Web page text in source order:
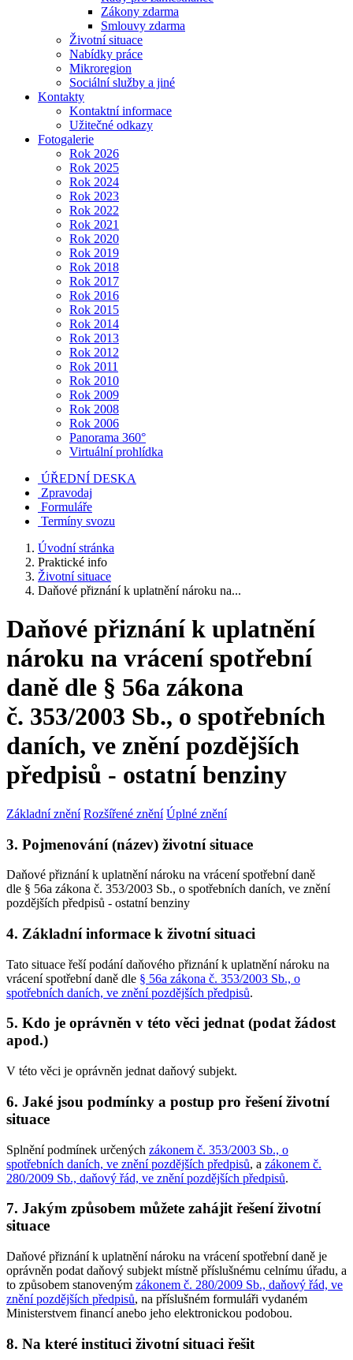
Zákony zdarma
Smlouvy zdarma
Životní situace
Nabídky práce
Mikroregion
Sociální služby a jiné
Kontakty
Kontaktní informace
Užitečné odkazy
Fotogalerie
Rok 2026
Rok 2025
Rok 2024
Rok 2023
Rok 2022
Rok 2021
Rok 2020
Rok 2019
Rok 2018
Rok 2017
Rok 2016
Rok 2015
Rok 2014
Rok 2013
Rok 2012
Rok 2011
Rok 2010
Rok 2009
Rok 2008
Rok 2006
Panorama 360°
Virtuální prohlídka
ÚŘEDNÍ DESKA
Zpravodaj
Formuláře
Termíny svozu
Úvodní stránka
Praktické info
Životní situace
Daňové přiznání k uplatnění nároku na...
Daňové přiznání k uplatnění
nároku na vrácení spotřební
daně dle § 56a zákona
č. 353/2003 Sb., o spotřebních
daních, ve znění pozdějších
předpisů - ostatní benziny
Základní znění Rozšířené znění Úplné znění
3. Pojmenování (název) životní situace
Daňové přiznání k uplatnění nároku na vrácení spotřební daně
dle § 56a zákona č. 353/2003 Sb., o spotřebních daních, ve znění
pozdějších předpisů - ostatní benziny
4. Základní informace k životní situaci
Tato situace řeší podání daňového přiznání k uplatnění nároku na
vrácení spotřební daně dle § 56a zákona č. 353/2003 Sb., o
spotřebních daních, ve znění pozdějších předpisů.
5. Kdo je oprávněn v této věci jednat (podat žádost
apod.)
V této věci je oprávněn jednat daňový subjekt.
6. Jaké jsou podmínky a postup pro řešení životní
situace
Splnění podmínek určených zákonem č. 353/2003 Sb., o
spotřebních daních, ve znění pozdějších předpisů, a zákonem č.
280/2009 Sb., daňový řád, ve znění pozdějších předpisů.
7. Jakým způsobem můžete zahájit řešení životní
situace
Daňové přiznání k uplatnění nároku na vrácení spotřební daně je
oprávněn podat daňový subjekt místně příslušnému celnímu úřadu, a
to způsobem stanoveným zákonem č. 280/2009 Sb., daňový řád, ve
znění pozdějších předpisů, na příslušném formuláři vydaném
Ministerstvem financí anebo jeho elektronickou podobou.
8. Na které instituci životní situaci řešit